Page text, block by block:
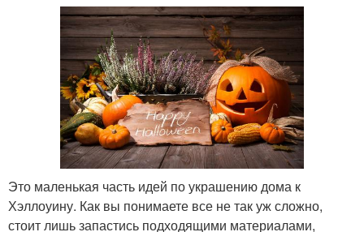
Это маленькая часть идей по украшению дома к
Хэллоуину. Как вы понимаете все не так уж сложно,
стоит лишь запастись подходящими материалами,